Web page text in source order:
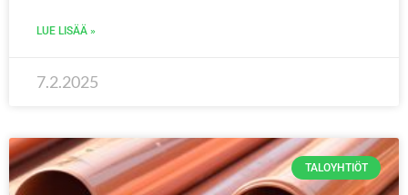
LUE LISÄÄ »
7.2.2025
TALOYHTIÖT